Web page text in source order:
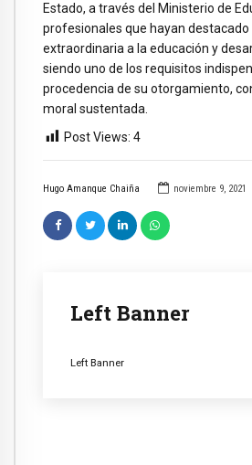
Hugo Amanque Chaiña noviembre 9, 2021
Left Banner
Left Banner
Estado, a través del Ministerio de
profesionales que hayan
extraordinaria a la educación y
siendo uno de los requisitos
procedencia de su otorgamiento,
moral sustentada.
Post Views: 4